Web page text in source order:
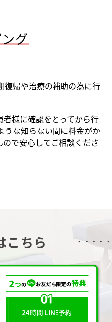
グ
帰や治療の補助の為に行
様に確認をとってから行
うな知らない間に料金がか
で安心してご相談くださ
こちら